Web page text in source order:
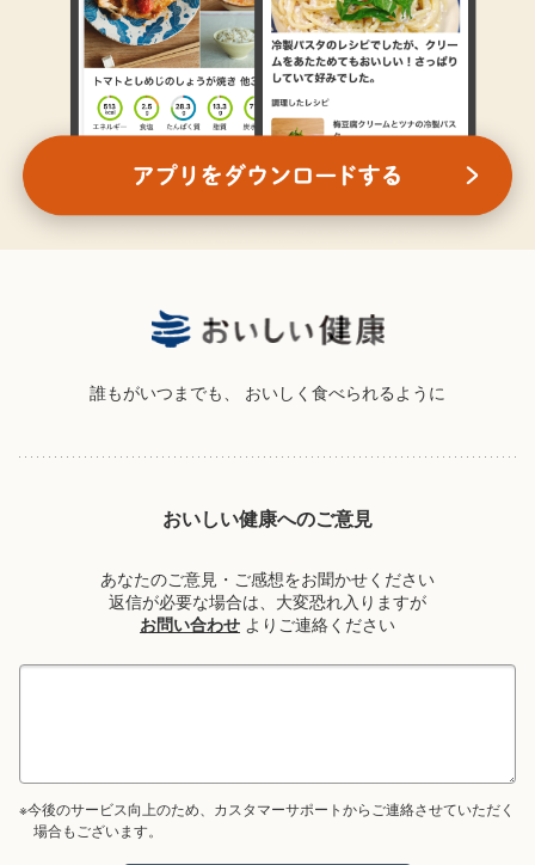
誰もがいつまでも、 おいしく食べられるように
おいしい健康へのご意見
あなたのご意見・ご感想をお聞かせください
返信が必要な場合は、大変恐れ入りますが
お問い合わせ よりご連絡ください
※今後のサービス向上のため、カスタマーサポートからご連絡させていただく
場合もございます。